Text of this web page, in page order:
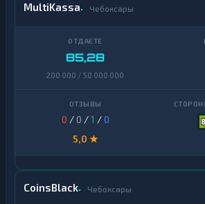
MultiKassa Чебоксары
85,28
200 000 / 50 000 000
0 / 0 /1 /0
5,0 ★
CoinsBlack Чебоксары